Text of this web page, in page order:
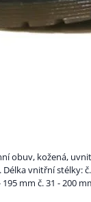
obuv, kožená,
vnitřní stélky:
mm č. 31 - 200